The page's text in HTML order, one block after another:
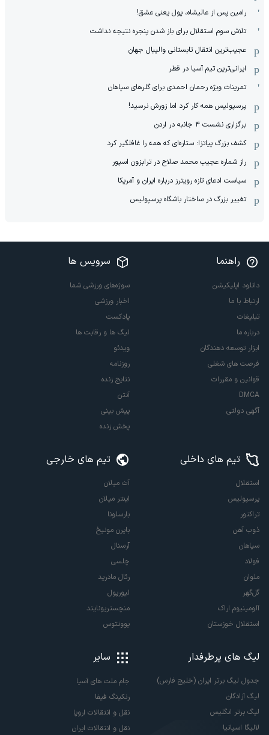
رامین پس از عالیشاه، پول یعنی عشق!
تلاش سوم استقلال برای باز شدن پنجره نتیجه نداشت
عجیب‌ترین انتقال تابستانی والیبال جهان
ایرانی‌ترین تیم آسیا در قطر
تمرینات ویژه رحمان احمدی برای گلرهای سپاهان
پرسپولیس همه کار کرد اما زورش نرسید!
برگزاری نشست ۴ جانبه در اردن
کشف بزرگ پیاتزا: ستاره‌ای که همه را غافلگیر کرد
راز شماره عجیب محمد صلاح در ترابزون اسپور
سیاست ادعای تازه رویترز درباره ایران و آمریکا
تغییر بزرگ در ساختار باشگاه پرسپولیس
راهنما
دانلود اپلیکیشن
ارتباط با ما
تبلیغات
درباره ما
ابزار توسعه دهندگان
فرصت های شغلی
قوانین و مقررات
DMCA
آگهی دولتی
سرویس ها
سوژه‌های ورزشی شما
اخبار ورزشی
پادکست
لیگ ها و رقابت ها
ویدئو
روزنامه
نتایج زنده
آنتن
پیش بینی
پخش زنده
تیم های داخلی
استقلال
پرسپولیس
تراکتور
ذوب آهن
سپاهان
فولاد
ملوان
گل‌گهر
آلومینیوم اراک
استقلال خوزستان
تیم های خارجی
آث میلان
اینتر میلان
بارسلونا
بایرن مونیخ
آرسنال
چلسی
رئال مادرید
لیورپول
منچستریونایتد
یوونتوس
لیگ های پرطرفدار
جدول لیگ برتر ایران (خلیج فارس)
لیگ آزادگان
لیگ برتر انگلیس
لالیگا اسپانیا
سایر
جام ملت های آسیا
رنکینگ فیفا
نقل و انتقالات اروپا
نقل و انتقالات ایران